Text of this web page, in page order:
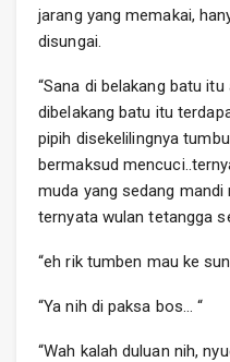
jarang yang memakai,
disungai.
“Sana di belakang batu
dibelakang batu itu
pipih disekelilingnya
bermaksud
muda yang sedang mandi
ternyata wulan tetangga
“eh rik tumben mau ke
“Ya nih di paksa bos… “
“Wah kalah duluan nih,